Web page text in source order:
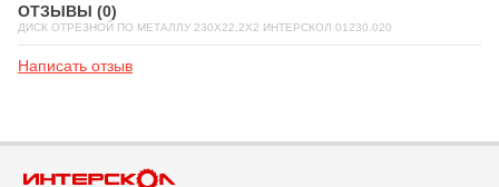
ОТЗЫВЫ (0)
ДИСК ОТРЕЗНОЙ ПО МЕТАЛЛУ 230X22,2X2 ИНТЕРСКОЛ 01230.020
Написать отзыв